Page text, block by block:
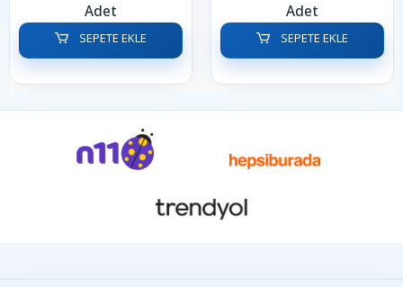
Adet
SEPETE EKLE
Adet
SEPETE EKLE